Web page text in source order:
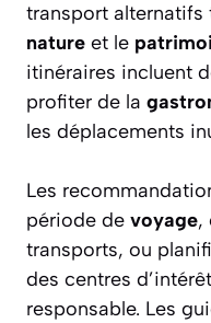
transport alternatifs
nature et le
itinéraires incluent
profiter de la
les déplacements
Les
période de voyage,
transports, ou
des centres
responsable. Les